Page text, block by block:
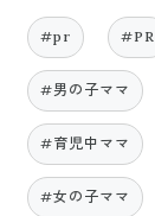
#pr #PR
#男の子ママ
#育児中ママ
#女の子ママ